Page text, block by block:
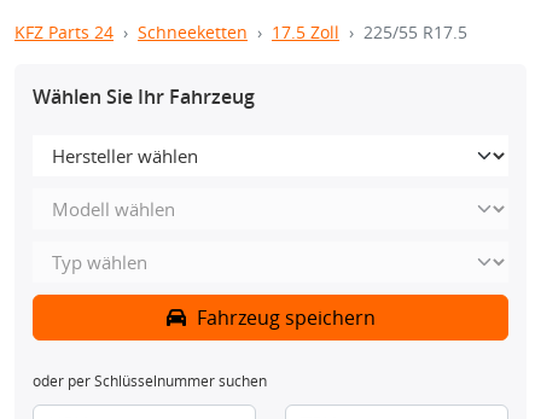
KFZ Parts 24 Schneeketten 17.5 Zoll 225/55 R17.5
Wählen Sie Ihr Fahrzeug
Fahrzeug speichern
oder per Schlüsselnummer suchen